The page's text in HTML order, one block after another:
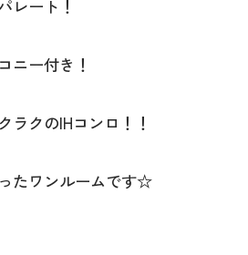
レート！
ニー付き！
ラクのIHコンロ！！
たワンルームです☆